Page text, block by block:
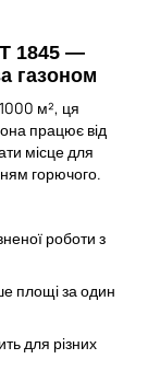
1845 —
газоном
м², ця
працює від
місце для
горючого.
роботи з
площі за один
для різних